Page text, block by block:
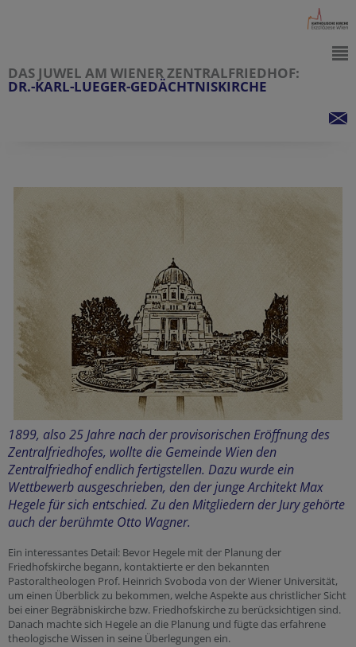
DAS JUWEL AM WIENER ZENTRALFRIEDHOF:
DR.-KARL-LUEGER-GEDÄCHTNISKIRCHE
1899, also 25 Jahre nach der provisorischen Eröffnung des
Zentralfriedhofes, wollte die Gemeinde Wien den
Zentralfriedhof endlich fertigstellen. Dazu wurde ein
Wettbewerb ausgeschrieben, den der junge Architekt Max
Hegele für sich entschied. Zu den Mitgliedern der Jury gehörte
auch der berühmte Otto Wagner.
Ein interessantes Detail: Bevor Hegele mit der Planung der
Friedhofskirche begann, kontaktierte er den bekannten
Pastoraltheologen Prof. Heinrich Svoboda von der Wiener Universität,
um einen Überblick zu bekommen, welche Aspekte aus christlicher Sicht
bei einer Begräbniskirche bzw. Friedhofskirche zu berücksichtigen sind.
Danach machte sich Hegele an die Planung und fügte das erfahrene
theologische Wissen in seine Überlegungen ein.